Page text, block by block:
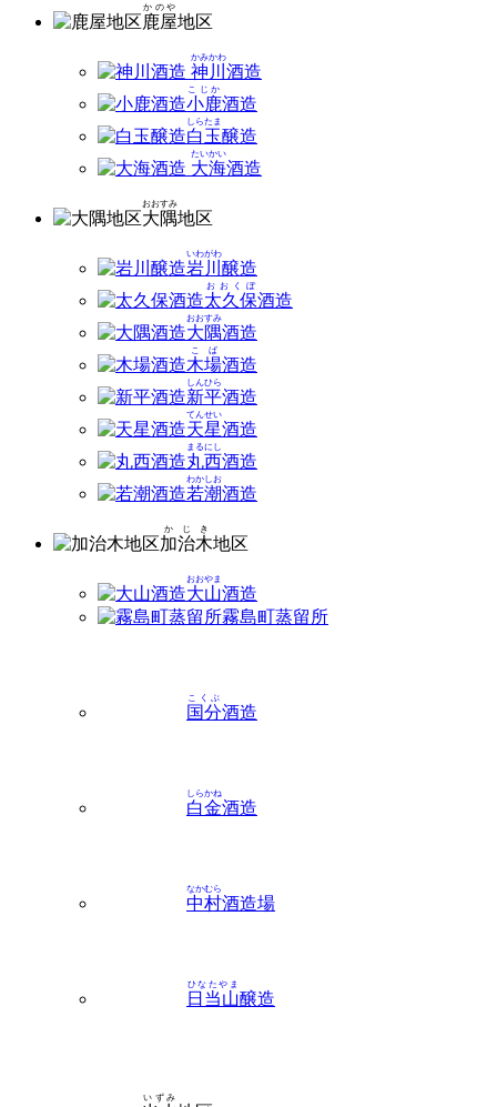
鹿屋
かのや
地区
神川
かみかわ
酒造
小鹿
こじか
酒造
白玉
しらたま
醸造
大海
たいかい
酒造
大隅
おおすみ
地区
岩川
いわがわ
醸造
太久保
おおくぼ
酒造
大隅
おおすみ
酒造
木場
こば
酒造
新平
しんひら
酒造
天星
てんせい
酒造
丸西
まるにし
酒造
若潮
わかしお
酒造
加治木
かじき
地区
大山
おおやま
酒造
霧島町蒸留所